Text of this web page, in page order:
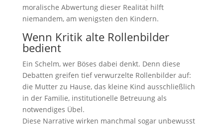
moralische Abwertung dieser Realität hilft
niemandem, am wenigsten den Kindern.
Wenn Kritik alte Rollenbilder
bedient
Ein Schelm, wer Böses dabei denkt. Denn diese
Debatten greifen tief verwurzelte Rollenbilder auf:
die Mutter zu Hause, das kleine Kind ausschließlich
in der Familie, institutionelle Betreuung als
notwendiges Übel.
Diese Narrative wirken manchmal sogar unbewusst